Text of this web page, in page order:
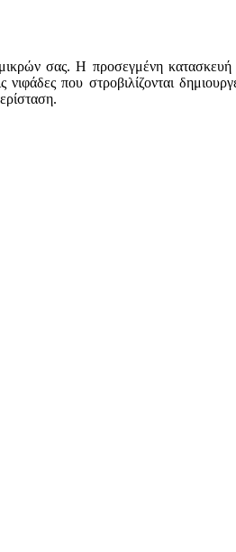
σας. Η προσεγμένη
που στροβιλίζονται